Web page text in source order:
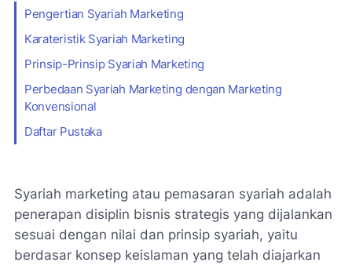
Pengertian Syariah Marketing
Karateristik Syariah Marketing
Prinsip-Prinsip Syariah Marketing
Perbedaan Syariah Marketing dengan Marketing
Konvensional
Daftar Pustaka
Syariah marketing atau pemasaran syariah adalah
penerapan disiplin bisnis strategis yang dijalankan
sesuai dengan nilai dan prinsip syariah, yaitu
berdasar konsep keislaman yang telah diajarkan